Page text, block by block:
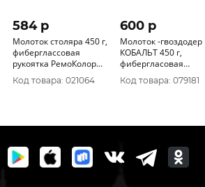
584 p
Молоток столяра 450 г,
фиберглассовая
рукоятка РемоКолор
38-3-204
Код товара: 021064
600 p
Молоток -гвоздодер
КОБАЛЬТ 450 г,
фибергласовая
рукоятка 240-874
Код товара: 079181